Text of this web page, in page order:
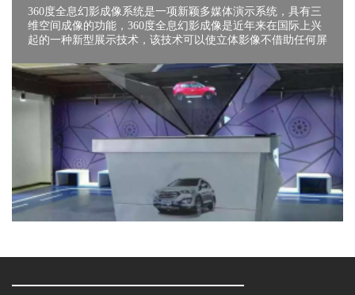
360度全息幻影成像系统是一项新颖多媒体演示系统，具有三
维空间成像的功能，360度全息幻影成像是近年来在国际上兴
起的一种新型展示技术，该技术可以使立体影像不借助任何屏
度看都是三维影像展现。